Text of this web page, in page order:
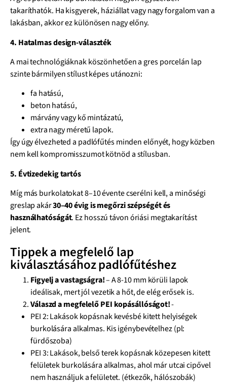
takaríthatók. Ha kisgyerek, háziállat vagy nagy forgalom van a
lakásban, akkor ez különösen nagy előny.
4. Hatalmas design-választék
A mai technológiáknak köszönhetően a gres porcelán lap
szinte bármilyen stílust képes utánozni:
fa hatású,
beton hatású,
márvány vagy kő mintázatú,
extra nagy méretű lapok.
Így úgy élvezheted a padlófűtés minden előnyét, hogy közben
nem kell kompromisszumot kötnöd a stílusban.
5. Évtizedekig tartós
Míg más burkolatokat 8–10 évente cserélni kell, a minőségi
greslap akár30–40 évig is megőrzi szépségét és
használhatóságát. Ez hosszú távon óriási megtakarítást
jelent.
Tippek a megfelelő lap
kiválasztásához padlófűtéshez
Figyelj a vastagságra!– A 8-10 mm körüli lapok
ideálisak, mert jól vezetik a hőt, de elég erősek is.
Válaszd a megfelelő PEI kopásállóságot!-
PEI 2: Lakások kopásnak kevésbé kitett helyiségek
burkolására alkalmas. Kis igénybevételhez (pl:
fürdőszoba)
PEI 3: Lakások, belső terek kopásnak közepesen kitett
felületek burkolására alkalmas, ahol már utcai cipővel
nem használjuk a felületet. (étkezők, hálószobák)